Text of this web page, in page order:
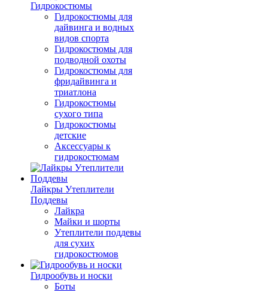
Гидрокостюмы
Гидрокостюмы для
дайвинга и водных
видов спорта
Гидрокостюмы для
подводной охоты
Гидрокостюмы для
фридайвинга и
триатлона
Гидрокостюмы
сухого типа
Гидрокостюмы
детские
Аксессуары к
гидрокостюмам
Лайкры Утеплители
Поддевы
Лайкра
Майки и шорты
Утеплители поддевы
для сухих
гидрокостюмов
Гидрообувь и носки
Боты